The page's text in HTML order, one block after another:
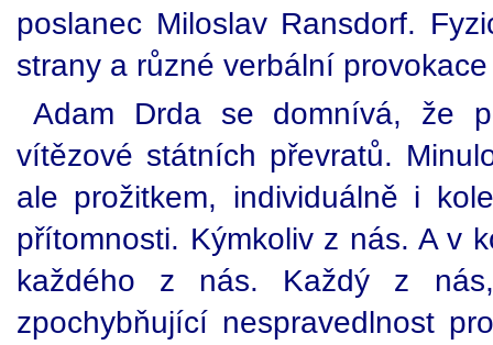
poslanec Miloslav Ransdorf.
strany a různé verbální
Adam Drda se domnívá, že
vítězové státních převratů.
ale prožitkem, individuálně i
přítomnosti. Kýmkoliv z nás. A v
každého z nás. Každý z
zpochybňující nespravedlnost